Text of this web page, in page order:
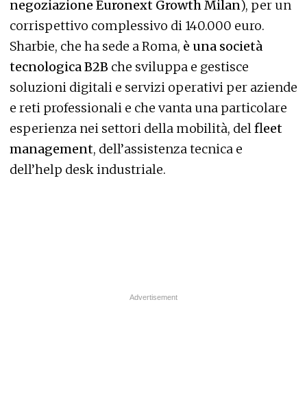
negoziazione Euronext Growth Milan), per un
corrispettivo complessivo di 140.000 euro.
Sharbie, che ha sede a Roma, è una società
tecnologica B2B che sviluppa e gestisce
soluzioni digitali e servizi operativi per aziende
e reti professionali e che vanta una particolare
esperienza nei settori della mobilità, delfleet
management, dell’assistenza tecnica e
dell’help desk industriale.